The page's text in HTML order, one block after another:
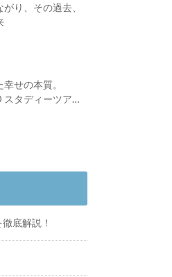
り、その過去、
せの本質。
スタディーツアー
底解説！